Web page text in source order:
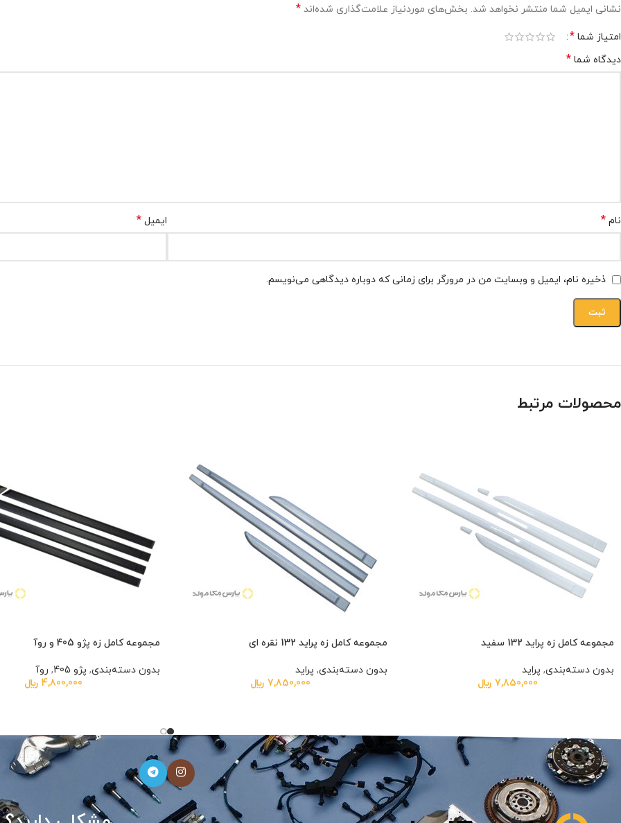
نشانی ایمیل شما منتشر نخواهد شد. بخش‌های موردنیاز علامت‌گذاری شده‌اند *
امتیاز شما *
دیدگاه شما *
نام * ایمیل *
ذخیره نام، ایمیل و وبسایت من در مرورگر برای زمانی که دوباره دیدگاهی می‌نویسم.
محصولات مرتبط
مجموعه کامل زه پراید 132 سفید
بدون دسته‌بندی, پراید
7,850,000 ﷼
مجموعه کامل زه پراید 132 نقره ای
بدون دسته‌بندی, پراید
7,850,000 ﷼
مجموعه کامل زه پژو 405 و روآ
بدون دسته‌بندی, پژو 405 , روآ
4,800,000 ﷼